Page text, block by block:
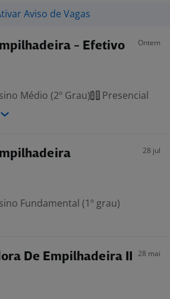
Aviso de Vagas
- Efetivo Ontem
Médio (2º Grau)
Presencial
28 jul
Fundamental (1º grau)
De Empilhadeira II 28 mai